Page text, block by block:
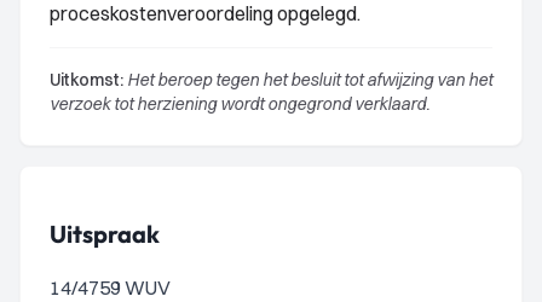
proceskostenveroordeling opgelegd.
Uitkomst: Het beroep tegen het besluit tot afwijzing van het
verzoek tot herziening wordt ongegrond verklaard.
Uitspraak
14/4759 WUV